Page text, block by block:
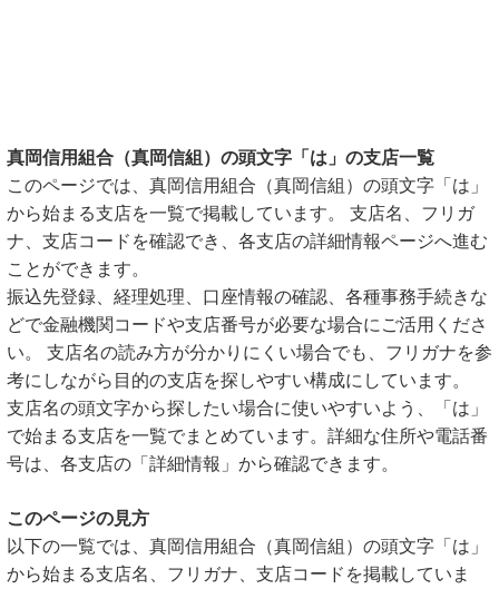
真岡信用組合（真岡信組）の頭文字「は」の支店一覧
このページでは、真岡信用組合（真岡信組）の頭文字「は」
から始まる支店を一覧で掲載しています。 支店名、フリガ
ナ、支店コードを確認でき、各支店の詳細情報ページへ進む
ことができます。
振込先登録、経理処理、口座情報の確認、各種事務手続きな
どで金融機関コードや支店番号が必要な場合にご活用くださ
い。 支店名の読み方が分かりにくい場合でも、フリガナを参
考にしながら目的の支店を探しやすい構成にしています。
支店名の頭文字から探したい場合に使いやすいよう、「は」
で始まる支店を一覧でまとめています。詳細な住所や電話番
号は、各支店の「詳細情報」から確認できます。
このページの見方
以下の一覧では、真岡信用組合（真岡信組）の頭文字「は」
から始まる支店名、フリガナ、支店コードを掲載していま